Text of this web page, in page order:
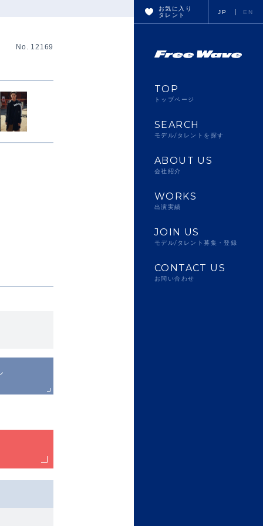
No. 12169
お気に入り
タレント
JP EN
TOP
トップページ
SEARCH
モデル/タレントを探す
ABOUT US
会社紹介
WORKS
出演実績
JOIN US
モデル/タレント募集・登録
CONTACT US
お問い合わせ